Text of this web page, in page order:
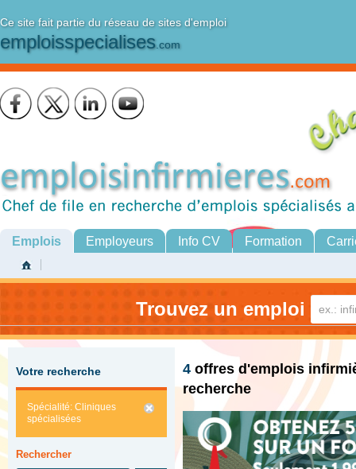
Ce site fait partie du réseau de sites d'emploi
emploisspecialises.com
Emplois Employeurs Info CV Formation
Trouvez un emploi
Votre recherche
Spécialité: Cliniques
spécialisées
Rechercher
4 offres d'emplois
recherche